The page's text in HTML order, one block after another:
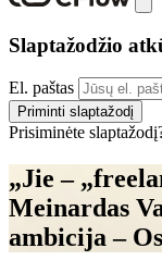
Slaptažodžio
El. paštas
Priminti slaptažodį
Prisiminėte
„Jie –
Meinardas
ambicija –